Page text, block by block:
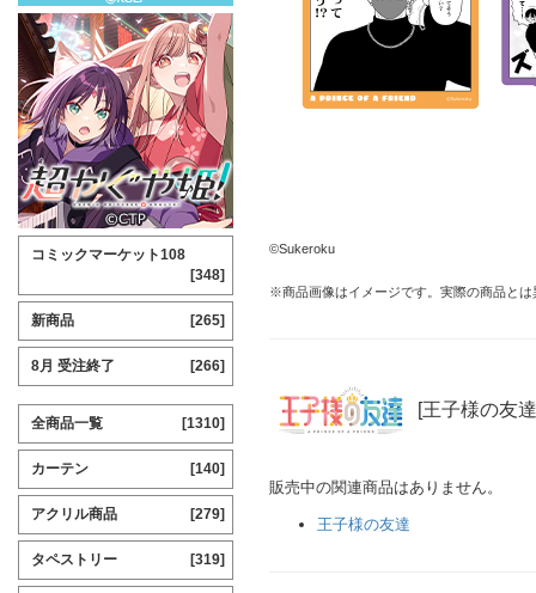
©Sukeroku
※商品画像はイメージです。実際の商品と
[王子様の友
販売中の関連商品はありません。
王子様の友達
コミックマーケット108
[348]
新商品 [265]
8月 受注終了 [266]
全商品一覧 [1310]
カーテン [140]
アクリル商品 [279]
タペストリー [319]